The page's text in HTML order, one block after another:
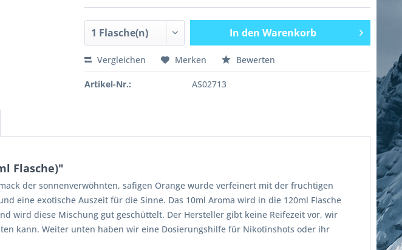
In den Warenkorb
Vergleichen Merken Bewerten
Artikel-Nr.: AS02713
Flasche)"
der sonnenverwöhnten, safigen Orange wurde verfeinert mit der fruchtigen
eine exotische Auszeit für die Sinne. Das 10ml Aroma wird in die 120ml Flasche
wird diese Mischung gut geschüttelt. Der Hersteller gibt keine Reifezeit vor, wir
kann. Weiter unten haben wir eine Dosierungshilfe für Nikotinshots oder ihr